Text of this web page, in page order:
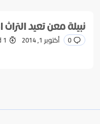
نبيلة معن تعيد
0 أكتوبر 1, 2014 1 min read